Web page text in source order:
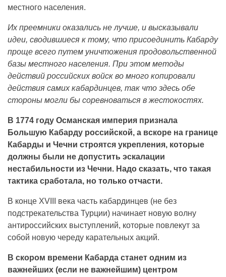
местного населения.
Их преемники оказались не лучше, и высказывали
идеи, сводившиеся к тому, что присоединить Кабарду
проще всего путем уничтожения продовольственной
базы местного населения. При этом методы
действий российских войск во много копировали
действия самих кабардинцев, так что здесь обе
стороны могли бы соревноваться в жестокостях.
В 1774 году Османская империя признала
Большую Кабарду российской, а вскоре на границе
Кабарды и Чечни строятся укрепления, которые
должны были не допустить эскалации
нестабильности из Чечни. Надо сказать, что такая
тактика сработала, но только отчасти.
В конце XVIII века часть кабардинцев (не без
подстрекательства Турции) начинает новую волну
антироссийских выступлений, которые повлекут за
собой новую череду карательных акций.
В скором времени Кабарда станет одним из
важнейших (если не важнейшим) центром